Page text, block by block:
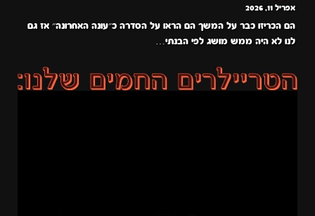
אפריל 11, 2026
הם הכריזו כבר על המשך הם הראו על הסדרה כ״עונה האחרונה״ אז גם
לנו לא היה ממש מושג לפי הבנתי…